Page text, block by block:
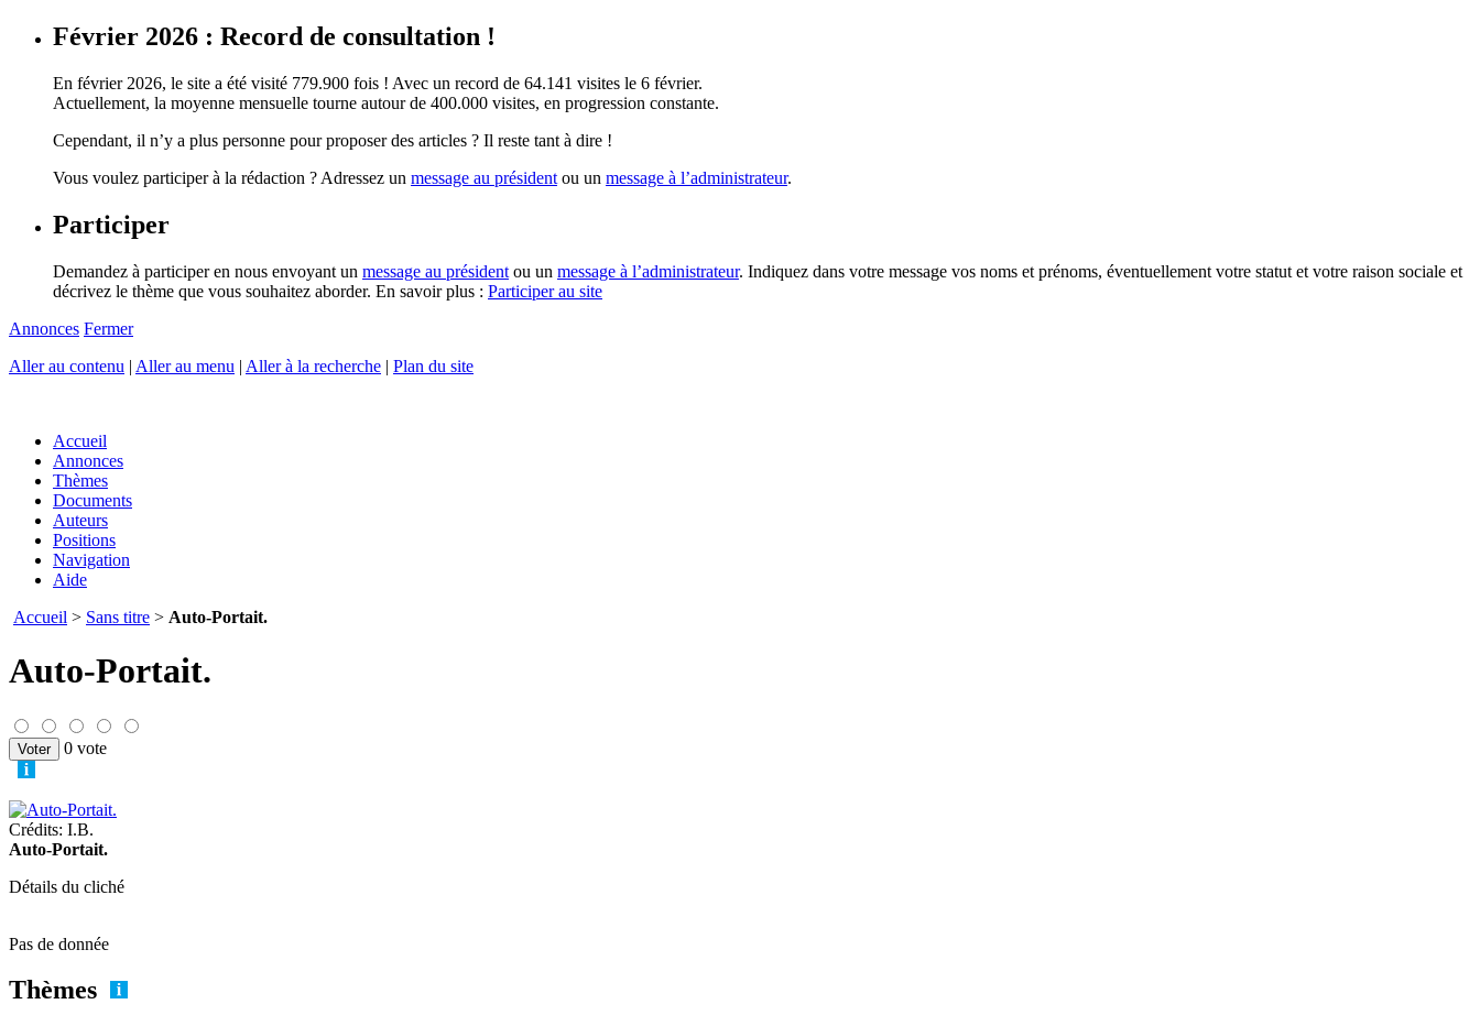
Février 2026 : Record de consultation !
En février 2026, le site a été visité 779.900 fois ! Avec un record de 64.141 visites le 6 février.
Actuellement, la moyenne mensuelle tourne autour de 400.000 visites, en progression constante.
Cependant, il n’y a plus personne pour proposer des articles ? Il reste tant à dire !
Vous voulez participer à la rédaction ? Adressez un message au président ou un message à l’administrateur.
Participer
Demandez à participer en nous envoyant un message au président ou un message à l’administrateur. Indiquez dans votre message vos noms et prénoms, éventuellement votre statut et votre raison sociale et
décrivez le thème que vous souhaitez aborder. En savoir plus : Participer au site
Annonces Fermer
Aller au contenu | Aller au menu | Aller à la recherche | Plan du site
Accueil
Annonces
Thèmes
Documents
Auteurs
Positions
Navigation
Aide
Accueil > Sans titre > Auto-Portait.
Auto-Portait.
0 vote
Crédits: I.B.
Auto-Portait.
Détails du cliché
Pas de donnée
Thèmes